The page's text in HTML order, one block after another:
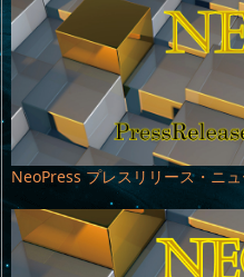
NeoPress プレスリリース・ニ